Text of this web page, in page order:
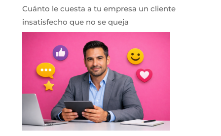
Cuánto le cuesta a tu empresa un cliente
insatisfecho que no se queja